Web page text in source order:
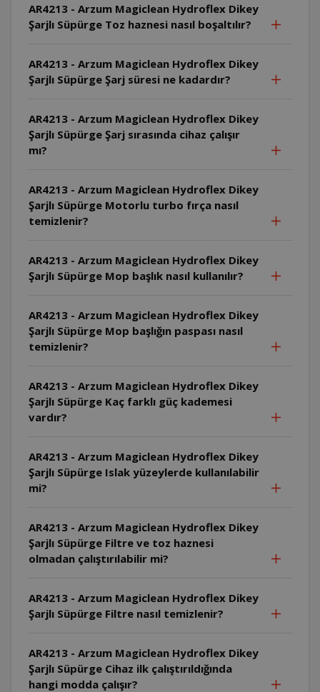
AR4213 - Arzum Magiclean Hydroflex Dikey
Şarjlı Süpürge Toz haznesi nasıl boşaltılır?
AR4213 - Arzum Magiclean Hydroflex Dikey
Şarjlı Süpürge Şarj süresi ne kadardır?
AR4213 - Arzum Magiclean Hydroflex Dikey
Şarjlı Süpürge Şarj sırasında cihaz çalışır
mı?
AR4213 - Arzum Magiclean Hydroflex Dikey
Şarjlı Süpürge Motorlu turbo fırça nasıl
temizlenir?
AR4213 - Arzum Magiclean Hydroflex Dikey
Şarjlı Süpürge Mop başlık nasıl kullanılır?
AR4213 - Arzum Magiclean Hydroflex Dikey
Şarjlı Süpürge Mop başlığın paspası nasıl
temizlenir?
AR4213 - Arzum Magiclean Hydroflex Dikey
Şarjlı Süpürge Kaç farklı güç kademesi
vardır?
AR4213 - Arzum Magiclean Hydroflex Dikey
Şarjlı Süpürge Islak yüzeylerde kullanılabilir
mi?
AR4213 - Arzum Magiclean Hydroflex Dikey
Şarjlı Süpürge Filtre ve toz haznesi
olmadan çalıştırılabilir mi?
AR4213 - Arzum Magiclean Hydroflex Dikey
Şarjlı Süpürge Filtre nasıl temizlenir?
AR4213 - Arzum Magiclean Hydroflex Dikey
Şarjlı Süpürge Cihaz ilk çalıştırıldığında
hangi modda çalışır?